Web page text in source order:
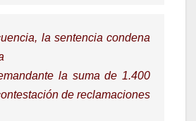
la sentencia condena
la suma de 1.400
de reclamaciones